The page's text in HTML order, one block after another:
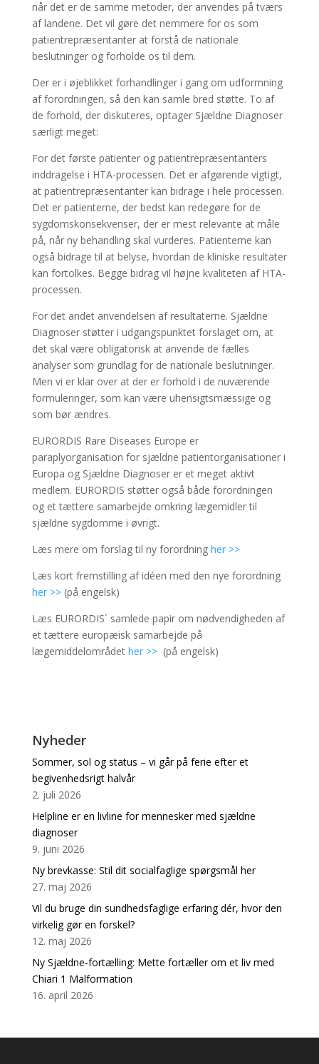
når det er de samme metoder, der anvendes på tværs
af landene. Det vil gøre det nemmere for os som
patientrepræsentanter at forstå de nationale
beslutninger og forholde os til dem.
Der er i øjeblikket forhandlinger i gang om udformning
af forordningen, så den kan samle bred støtte. To af
de forhold, der diskuteres, optager Sjældne Diagnoser
særligt meget:
For det første patienter og patientrepræsentanters
inddragelse i HTA-processen. Det er afgørende vigtigt,
at patientrepræsentanter kan bidrage i hele processen.
Det er patienterne, der bedst kan redegøre for de
sygdomskonsekvenser, der er mest relevante at måle
på, når ny behandling skal vurderes. Patienterne kan
også bidrage til at belyse, hvordan de kliniske resultater
kan fortolkes. Begge bidrag vil højne kvaliteten af HTA-
processen.
For det andet anvendelsen af resultaterne. Sjældne
Diagnoser støtter i udgangspunktet forslaget om, at
det skal være obligatorisk at anvende de fælles
analyser som grundlag for de nationale beslutninger.
Men vi er klar over at der er forhold i de nuværende
formuleringer, som kan være uhensigtsmæssige og
som bør ændres.
EURORDIS Rare Diseases Europe er
paraplyorganisation for sjældne patientorganisationer i
Europa og Sjældne Diagnoser er et meget aktivt
medlem. EURORDIS støtter også både forordningen
og et tættere samarbejde omkring lægemidler til
sjældne sygdomme i øvrigt.
Læs mere om forslag til ny forordning her >>
Læs kort fremstilling af idéen med den nye forordning
her >>(på engelsk)
Læs EURORDIS´ samlede papir om nødvendigheden af
et tættere europæisk samarbejde på
lægemiddelområdet her >> (på engelsk)
Nyheder
Sommer, sol og status – vi går på ferie efter et
begivenhedsrigt halvår
2. juli 2026
Helpline er en livline for mennesker med sjældne
diagnoser
9. juni 2026
Ny brevkasse: Stil dit socialfaglige spørgsmål her
27. maj 2026
Vil du bruge din sundhedsfaglige erfaring dér, hvor den
virkelig gør en forskel?
12. maj 2026
Ny Sjældne-fortælling: Mette fortæller om et liv med
Chiari 1 Malformation
16. april 2026